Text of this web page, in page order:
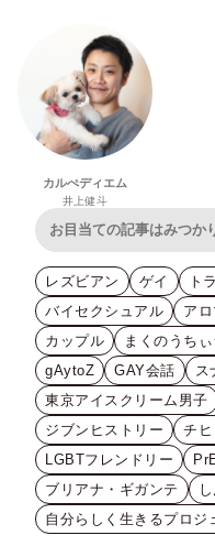
カルぺディエム
井上健斗
レズビアン ゲイ
ト
バイセクシュアル
ア
カップル
まくのうち
gAytoZ
GAY会話 ス
東京アイスクリーム男子
ジブンヒストリー
チ
LGBTフレンドリー
ブリアナ・ギガンテ
自分らしく生きるプロジ